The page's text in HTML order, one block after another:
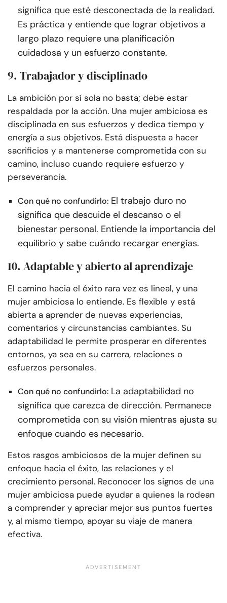
significa que esté desconectada de la realidad.
Es práctica y entiende que lograr objetivos a
largo plazo requiere una planificación
cuidadosa y un esfuerzo constante.
9. Trabajador y disciplinado
La ambición por sí sola no basta; debe estar
respaldada por la acción. Una mujer ambiciosa es
disciplinada en sus esfuerzos y dedica tiempo y
energía a sus objetivos. Está dispuesta a hacer
sacrificios y a mantenerse comprometida con su
camino, incluso cuando requiere esfuerzo y
perseverancia.
Con qué no confundirlo: El trabajo duro no
significa que descuide el descanso o el
bienestar personal. Entiende la importancia del
equilibrio y sabe cuándo recargar energías.
10. Adaptable y abierto al aprendizaje
El camino hacia el éxito rara vez es lineal, y una
mujer ambiciosa lo entiende. Es flexible y está
abierta a aprender de nuevas experiencias,
comentarios y circunstancias cambiantes. Su
adaptabilidad le permite prosperar en diferentes
entornos, ya sea en su carrera, relaciones o
esfuerzos personales.
Con qué no confundirlo: La adaptabilidad no
significa que carezca de dirección. Permanece
comprometida con su visión mientras ajusta su
enfoque cuando es necesario.
Estos rasgos ambiciosos de la mujer definen su
enfoque hacia el éxito, las relaciones y el
crecimiento personal. Reconocer los signos de una
mujer ambiciosa puede ayudar a quienes la rodean
a comprender y apreciar mejor sus puntos fuertes
y, al mismo tiempo, apoyar su viaje de manera
efectiva.